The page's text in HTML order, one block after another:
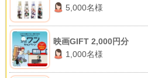
5,000名様
映画GIFT 2,000円分
1,000名様